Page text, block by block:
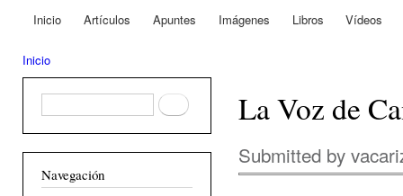
Main menu
Inicio Artículos Apuntes Imágenes Libros Vídeos
You are here
Inicio
Formulario de búsquedaBuscar
Navegación
La Voz de
Submitted by